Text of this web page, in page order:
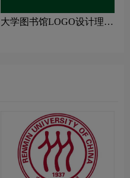
大学图书馆LOGO设计理念